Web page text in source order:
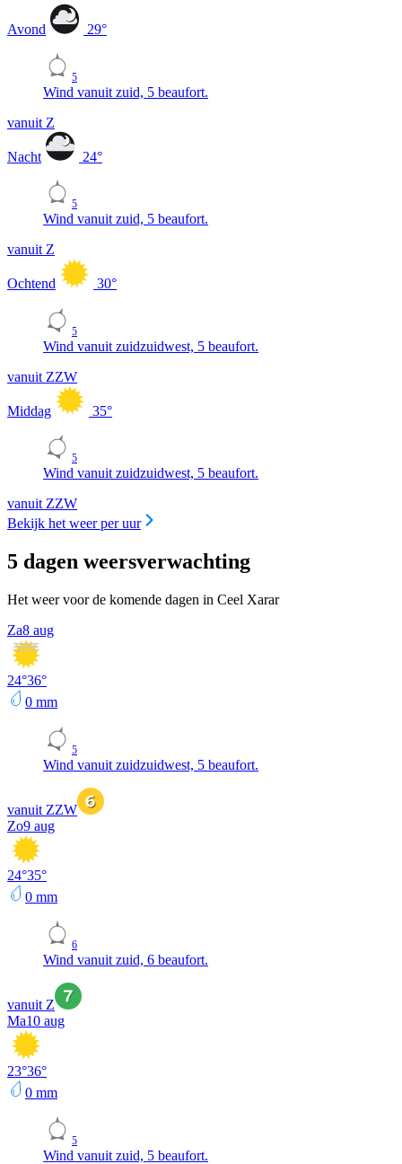
Avond 29°
5
Wind vanuit zuid, 5 beaufort.
vanuit Z
Nacht 24°
5
Wind vanuit zuid, 5 beaufort.
vanuit Z
Ochtend 30°
5
Wind vanuit zuidzuidwest, 5 beaufort.
vanuit ZZW
Middag 35°
5
Wind vanuit zuidzuidwest, 5 beaufort.
vanuit ZZW
Bekijk het weer per uur
5 dagen weersverwachting
Het weer voor de komende dagen in Ceel Xarar
Za8 aug
24°36°
0 mm
5
Wind vanuit zuidzuidwest, 5 beaufort.
vanuit ZZW
Zo9 aug
24°35°
0 mm
6
Wind vanuit zuid, 6 beaufort.
vanuit Z
Ma10 aug
23°36°
0 mm
5
Wind vanuit zuid, 5 beaufort.